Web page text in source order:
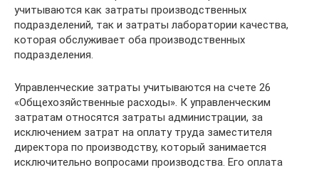
учитываются как затраты производственных
подразделений, так и затраты лаборатории качества,
которая обслуживает оба производственных
подразделения.
Управленческие затраты учитываются на счете 26
«Общехозяйственные расходы». К управленческим
затратам относятся затраты администрации, за
исключением затрат на оплату труда заместителя
директора по производству, который занимается
исключительно вопросами производства. Его оплата